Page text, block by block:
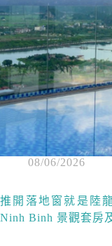
08/06/2026
推開落地窗就是陸
Ninh Binh 景觀套房